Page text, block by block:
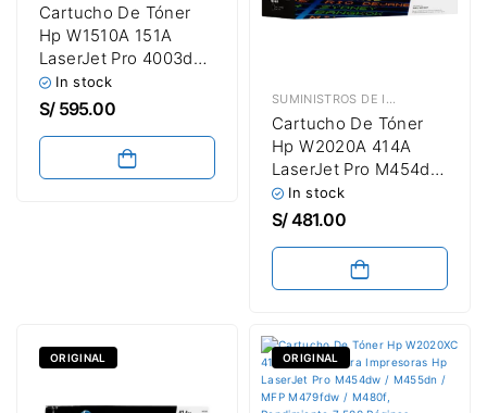
Cartucho De Tóner
Hp W1510A 151A
LaserJet Pro 4003dw
/ MFP 4103fdw Black
3,050 Páginas
In stock
S/595.00 SUMINISTROS DE IMPRESIÓN
Cartucho De Tóner
Hp W2020A 414A
LaserJet Pro M454dw
/ M455dn / MFP
M479fdw /
Paginas / Capacidad
Estándar
In stock
S/481.00
ORIGINAL ORIGINAL